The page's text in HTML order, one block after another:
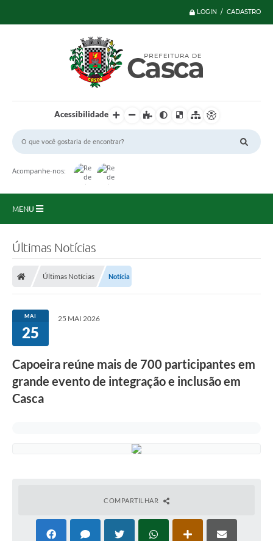
LOGIN / CADASTRO
Acessibilidade
Acompanhe-nos:
MENU
Cidadão
Protocolo Digital
CONCURSO
Conselho Municipal de Educação
Últimas Notícias
Últimas Notícias Notícia
MAI
25
25 MAI 2026
Capoeira reúne mais de 700 participantes em
grande evento de integração e inclusão em
Casca
COMPARTILHAR